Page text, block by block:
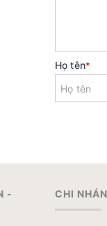
Họ tên*
-
CHI